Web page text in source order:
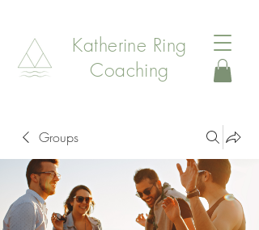
Katherine Ring
Coaching
Groups